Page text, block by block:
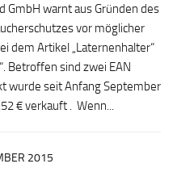
GmbH warnt aus Gründen des
vor möglicher
dem Artikel „Laternenhalter“
Betroffen sind zwei EAN
wurde seit Anfang September
€ verkauft . Wenn...
2015